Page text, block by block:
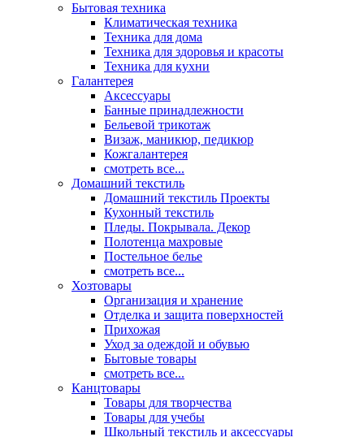
Бытовая техника
Климатическая техника
Техника для дома
Техника для здоровья и красоты
Техника для кухни
Галантерея
Аксессуары
Банные принадлежности
Бельевой трикотаж
Визаж, маникюр, педикюр
Кожгалантерея
смотреть все...
Домашний текстиль
Домашний текстиль Проекты
Кухонный текстиль
Пледы. Покрывала. Декор
Полотенца махровые
Постельное белье
смотреть все...
Хозтовары
Организация и хранение
Отделка и защита поверхностей
Прихожая
Уход за одеждой и обувью
Бытовые товары
смотреть все...
Канцтовары
Товары для творчества
Товары для учебы
Школьный текстиль и аксессуары